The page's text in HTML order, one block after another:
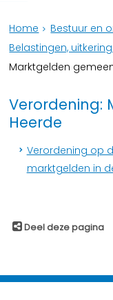
Home Bestuur en
Belastingen,
Marktgelden
Verordening:
Heerde
Verordening op
marktgelden in
Deel deze pagina